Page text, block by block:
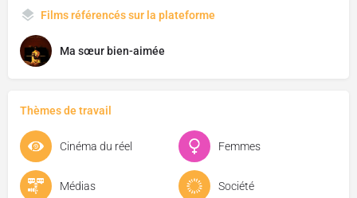
Films référencés sur la plateforme
Ma sœur bien-aimée
Thèmes de travail
Cinéma du réel Femmes
Médias Société